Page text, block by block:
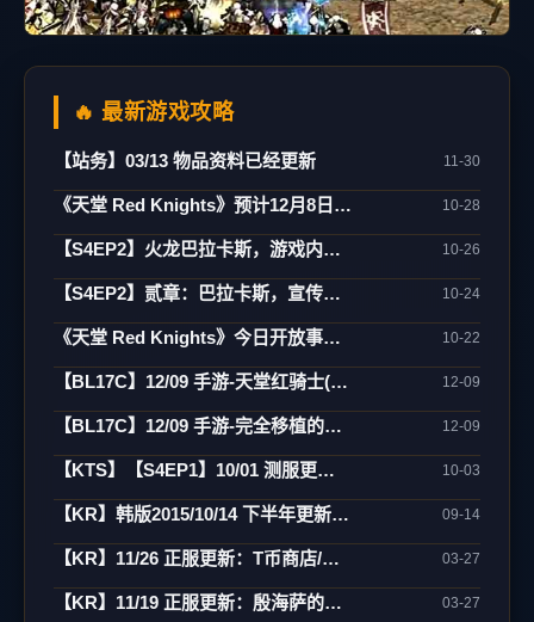
🔥 最新游戏攻略
【站务】03/13 物品资料已经更新 11-30
《天堂 Red Knights》预计12月8日正式上市！ 10-28
【S4EP2】火龙巴拉卡斯，游戏内实际影片 10-26
【S4EP2】贰章：巴拉卡斯，宣传CG动画 10-24
《天堂 Red Knights》今日开放事前登录 27日将於韩国举办大规模发表会 10-22
【BL17C】12/09 手游-天堂红骑士(Project RK) 12-09
【BL17C】12/09 手游-完全移植的天堂行动版(Project L) 12-09
【KTS】【S4EP1】10/01 测服更新：亚丁大陆/怪物图监/连击/活动闹钟/遗忘之岛 10-03
【KR】韩版2015/10/14 下半年更新内容预告 09-14
【KR】11/26 正服更新：T币商店/万能药制作/傲塔调整/活动 03-27
【KR】11/19 正服更新：殷海萨的祝福/地狱废止/制作介面相关 03-27